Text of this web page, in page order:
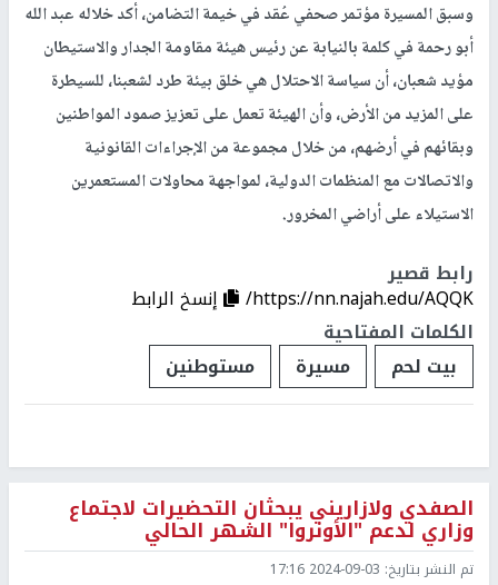
وسبق المسيرة مؤتمر صحفي عُقد في خيمة التضامن، أكد خلاله عبد الله
أبو رحمة في كلمة بالنيابة عن رئيس هيئة مقاومة الجدار والاستيطان
مؤيد شعبان، أن سياسة الاحتلال هي خلق بيئة طرد لشعبنا، للسيطرة
على المزيد من الأرض، وأن الهيئة تعمل على تعزيز صمود المواطنين
وبقائهم في أرضهم، من خلال مجموعة من الإجراءات القانونية
والاتصالات مع المنظمات الدولية، لمواجهة محاولات المستعمرين
الاستيلاء على أراضي المخرور.
رابط قصير
https://nn.najah.edu/AQQK/
إنسخ الرابط
الكلمات المفتاحية
بيت لحم
مسيرة مستوطنين
الصفدي ولازاريني يبحثان التحضيرات لاجتماع
وزاري لدعم "الأونروا" الشهر الحالي
تم النشر بتاريخ: 2024-09-03 17:16